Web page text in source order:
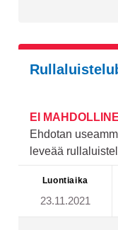
EI
Ehdotan
leveää
Luontiaika
23.11.2021